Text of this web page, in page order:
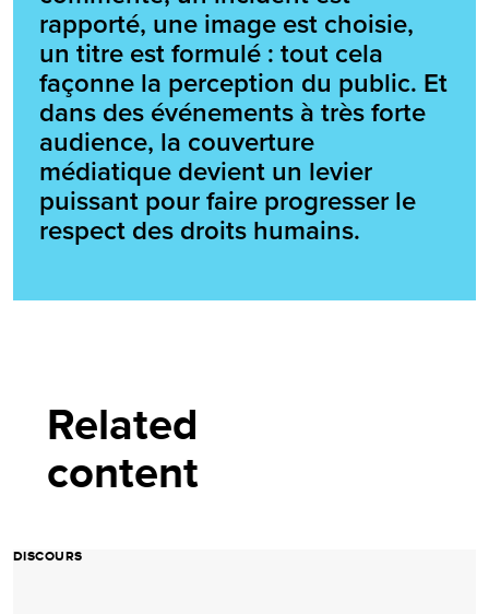
rapporté, une image est choisie,
un titre est formulé : tout cela
façonne la perception du public. Et
dans des événements à très forte
audience, la couverture
médiatique devient un levier
puissant pour faire progresser le
respect des droits humains.
Related
content
DISCOURS